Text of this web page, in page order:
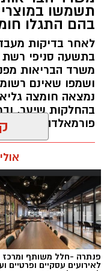
הרכוש החשוד
שנתפסו. בכוונת
בבית המשפט.
צילום: דוברות
ופרויקטים
חיבור בין עולם
בין דרישות
תואר אקדמי
גבוהה.
ניסיון בפיתוח
ניסיון ויכולת
יכולת לפיתוח
ואירועי תוכן.
חשיבה עצמאית
יחסי אנוש
תשמשו
בהם התגלו
לאחר בדיקות
בתשעה סניפי רשת
משרד הבריאות
ושמפו שאינם
נמצאה חומצה
בהחלקות שיער,
פורמאלדהיד -
תגים:משרד
ההחלקות
פנתרה -חלל משותף ומרכז
לאירועים עסקיים ופרטיים